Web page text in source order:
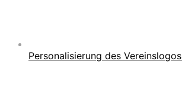
Personalisierung des Vereinslogos